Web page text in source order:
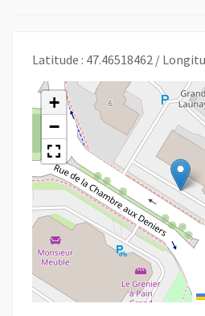
Latitude : 47.46518462 /
+
−